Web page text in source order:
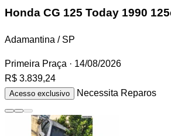
Honda CG 125 Today 1990
Adamantina / SP
Primeira Praça · 14/08/2026
R$ 3.839,24
Acesso exclusivo Necessita Reparos